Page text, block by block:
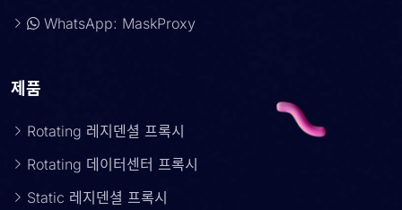
WhatsApp: MaskProxy
제품
Rotating 레지덴셜 프록시
Rotating 데이터센터 프록시
Static 레지덴셜 프록시